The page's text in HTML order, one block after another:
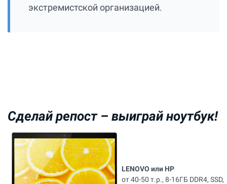
экстремистской организацией.
Сделай репост – выиграй ноутбук!
LENOVO или HP
от 40-50 т.р., 8-16ГБ DDR4, SSD,